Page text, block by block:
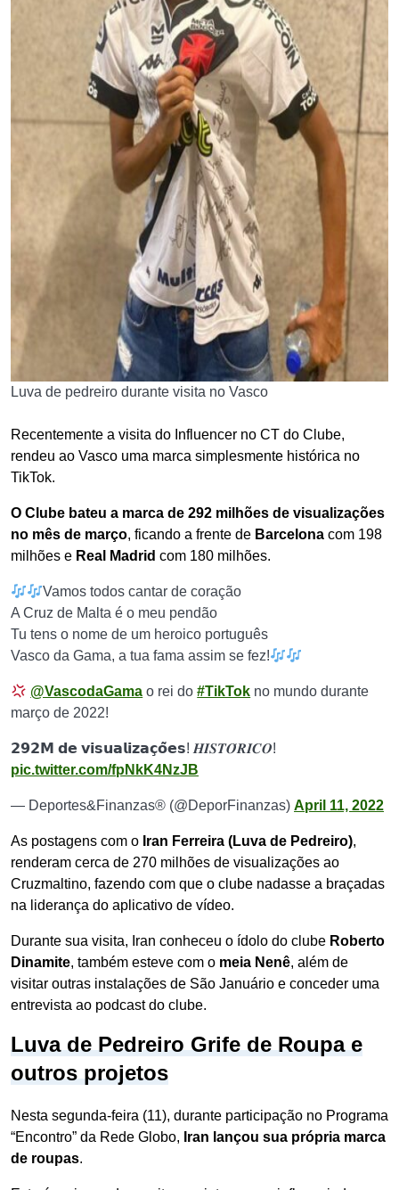
Luva de pedreiro durante visita no Vasco
Recentemente a visita do Influencer no CT do Clube,
rendeu ao Vasco uma marca simplesmente histórica no
TikTok.
O Clube bateu a marca de 292 milhões de visualizações
no mês de março, ficando a frente de Barcelona com 198
milhões e Real Madrid com 180 milhões.
Vamos todos cantar de coração
A Cruz de Malta é o meu pendão
Tu tens o nome de um heroico português
Vasco da Gama, a tua fama assim se fez!
@VascodaGama o rei do#TikTok no mundo durante
março de 2022!
𝟮𝟵𝟮𝗠 𝗱𝗲 𝘃𝗶𝘀𝘂𝗮𝗹𝗶𝘇𝗮𝗰̧𝗼̃𝗲𝘀! 𝑯𝑰𝑺𝑻𝑶́𝑹𝑰𝑪𝑶!
pic.twitter.com/fpNkK4NzJB
— Deportes&Finanzas® (@DeporFinanzas) April 11, 2022
As postagens com o Iran Ferreira (Luva de Pedreiro),
renderam cerca de 270 milhões de visualizações ao
Cruzmaltino, fazendo com que o clube nadasse a braçadas
na liderança do aplicativo de vídeo.
Durante sua visita, Iran conheceu o ídolo do clube Roberto
Dinamite, também esteve com o meia Nenê, além de
visitar outras instalações de São Januário e conceder uma
entrevista ao podcast do clube.
Luva de Pedreiro Grife de Roupa e
outros projetos
Nesta segunda-feira (11), durante participação no Programa
“Encontro” da Rede Globo, Iran lançou sua própria marca
de roupas.